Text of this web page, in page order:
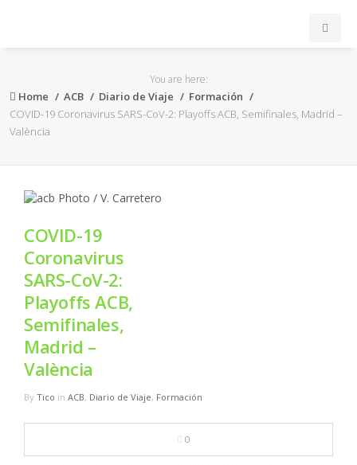
ACB
FEB
FIBA
OTROS
FORMACIÓN
NBA
MULTIMEDIA
You are here:
Home ACB Diario de Viaje
Formación
COVID-19 Coronavirus SARS-CoV-2: Playoffs ACB, Semifinales, Madrid –
València
COVID-19
Coronavirus
SARS-CoV-2:
Playoffs ACB,
Semifinales,
Madrid –
València
By Tico in ACB, Diario de Viaje, Formación
0